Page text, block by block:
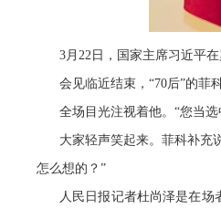
3月22日，国家主席习近平
会见临近结束，“70后”的菲
全场目光注视着他。“您当
大家轻声笑起来。菲科补充
怎么想的？”
人民日报记者杜尚泽是在